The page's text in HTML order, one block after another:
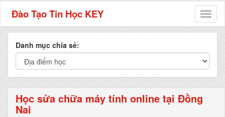
Đào Tạo Tin Học KEY
Danh mục chia sẻ:
Học sửa chữa máy tính online tại Đồng
Nai